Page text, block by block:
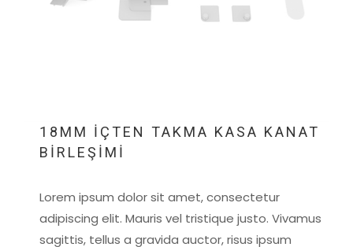
18MM İÇTEN TAKMA KASA KANAT
BİRLEŞİMİ
Lorem ipsum dolor sit amet, consectetur
adipiscing elit. Mauris vel tristique justo. Vivamus
sagittis, tellus a gravida auctor, risus ipsum